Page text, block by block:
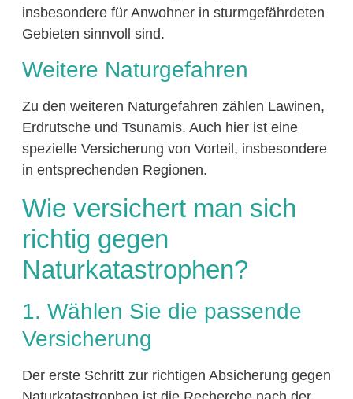
insbesondere für Anwohner in sturmgefährdeten
Gebieten sinnvoll sind.
Weitere Naturgefahren
Zu den weiteren Naturgefahren zählen Lawinen,
Erdrutsche und Tsunamis. Auch hier ist eine
spezielle Versicherung von Vorteil, insbesondere
in entsprechenden Regionen.
Wie versichert man sich
richtig gegen
Naturkatastrophen?
1. Wählen Sie die passende
Versicherung
Der erste Schritt zur richtigen Absicherung gegen